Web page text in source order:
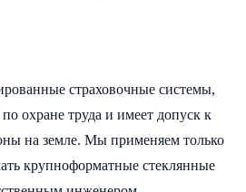
страховочные системы,
охране труда и имеет допуск к
на земле. Мы применяем только
крупноформатные стеклянные